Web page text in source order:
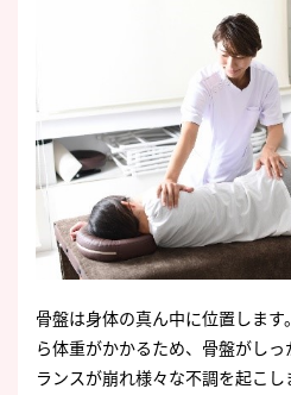
骨盤は身体の真ん中に位置しま
ら体重がかかるため、骨盤がし
ランスが崩れ様々な不調を起こし